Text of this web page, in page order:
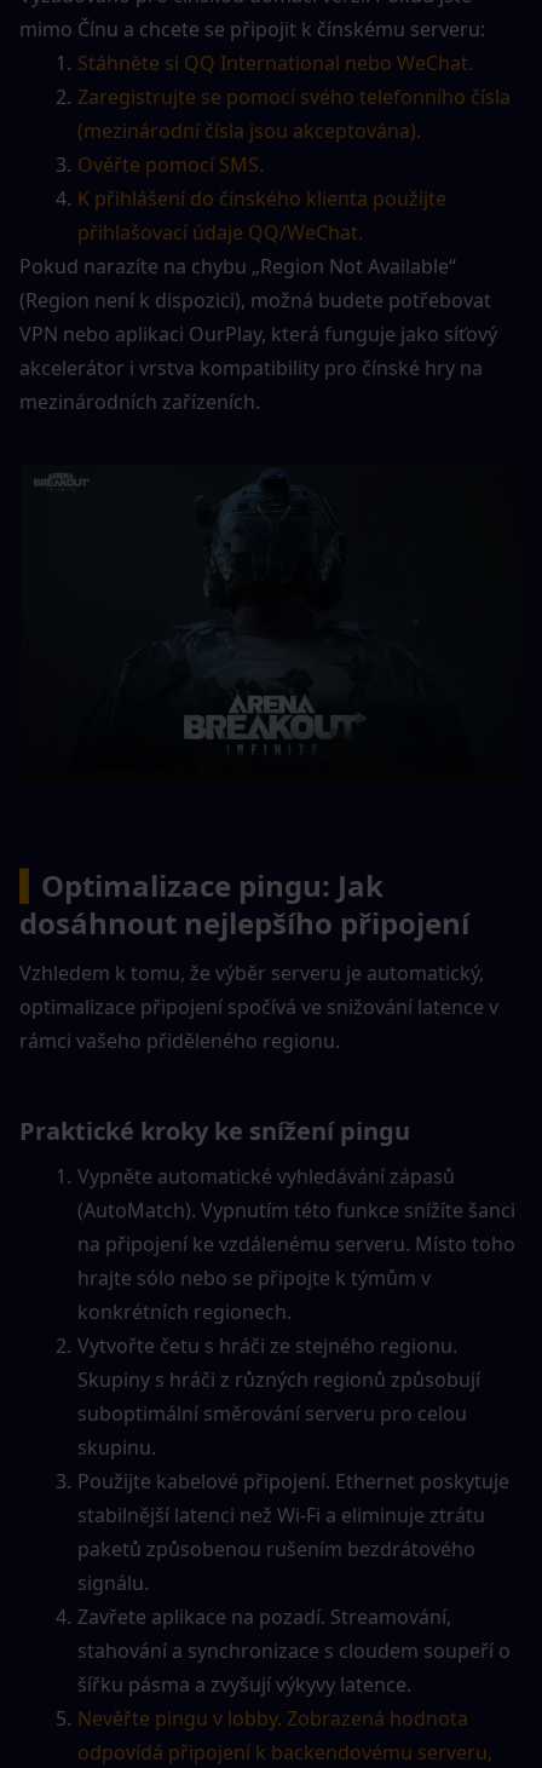
mimo Čínu a chcete se připojit k čínskému serveru:
Stáhněte si QQ International nebo WeChat.
Zaregistrujte se pomocí svého telefonního čísla
(mezinárodní čísla jsou akceptována).
Ověřte pomocí SMS.
K přihlášení do čínského klienta použijte
přihlašovací údaje QQ/WeChat.
Pokud narazíte na chybu „Region Not Available“
(Region není k dispozici), možná budete potřebovat
VPN nebo aplikaci OurPlay, která funguje jako síťový
akcelerátor i vrstva kompatibility pro čínské hry na
mezinárodních zařízeních.
Optimalizace pingu: Jak
dosáhnout nejlepšího připojení
Vzhledem k tomu, že výběr serveru je automatický,
optimalizace připojení spočívá ve snižování latence v
rámci vašeho přiděleného regionu.
Praktické kroky ke snížení pingu
Vypněte automatické vyhledávání zápasů
(AutoMatch). Vypnutím této funkce snížíte šanci
na připojení ke vzdálenému serveru. Místo toho
hrajte sólo nebo se připojte k týmům v
konkrétních regionech.
Vytvořte četu s hráči ze stejného regionu.
Skupiny s hráči z různých regionů způsobují
suboptimální směrování serveru pro celou
skupinu.
Použijte kabelové připojení. Ethernet poskytuje
stabilnější latenci než Wi-Fi a eliminuje ztrátu
paketů způsobenou rušením bezdrátového
signálu.
Zavřete aplikace na pozadí. Streamování,
stahování a synchronizace s cloudem soupeří o
šířku pásma a zvyšují výkyvy latence.
Nevěřte pingu v lobby. Zobrazená hodnota
odpovídá připojení k backendovému serveru,